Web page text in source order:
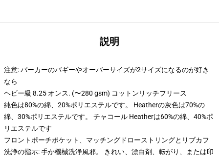
説明
注意: パーカーのバギーやオーバーサイズが2サイズになるのが好き
なら
ヘビー級 8.25 オンス. (〜280 gsm) コットンリッチフリース
純色は80%の綿、20%ポリエステルです。 Heatherの灰色は70%の
綿、30%ポリエステルです。 チャコール Heatherは60%の綿、40%ポ
リエステルです
フロントポーチポケット、マッチングドローストリングとリブカフ
洗浄の指示: 手か機械洗浄風邪。 きれい、漂白剤、転がり、または印